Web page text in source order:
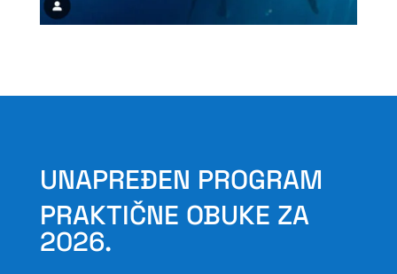
UNAPREĐEN PROGRAM
PRAKTIČNE OBUKE ZA
2026.